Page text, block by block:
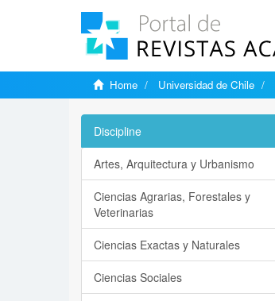
Home Universidad de Chile
Discipline
Artes, Arquitectura y Urbanismo
Ciencias Agrarias, Forestales y
Veterinarias
Ciencias Exactas y Naturales
Ciencias Sociales